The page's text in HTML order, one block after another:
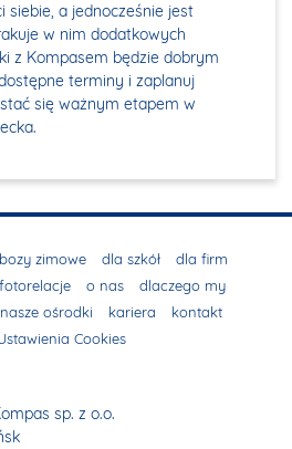
siebie, a jednocześnie jest
w nim dodatkowych
z Kompasem będzie dobrym
terminy i zaplanuj
się ważnym etapem w
zimowe dla szkół
dla firm
fotorelacje o nas
dlaczego my
nasze ośrodki kariera
kontakt
Cookies
sp. z o.o.